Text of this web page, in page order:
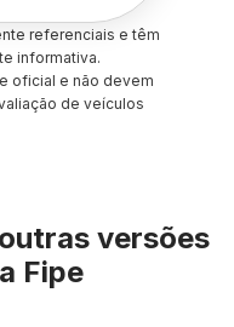
referenciais e têm
informativa.
oficial e não devem
de veículos
versões
Fipe